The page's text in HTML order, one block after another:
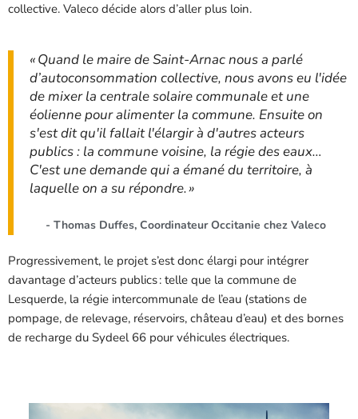
collective. Valeco décide alors d’aller plus loin.
« Quand le maire de Saint-Arnac nous a parlé
d’autoconsommation collective, nous avons eu l'idée
de mixer la centrale solaire communale et une
éolienne pour alimenter la commune. Ensuite on
s'est dit qu'il fallait l'élargir à d'autres acteurs
publics : la commune voisine, la régie des eaux…
C'est une demande qui a émané du territoire, à
laquelle on a su répondre. »
- Thomas Duffes, Coordinateur Occitanie chez Valeco
Progressivement, le projet s’est donc élargi pour intégrer
davantage d’acteurs publics : telle que la commune de
Lesquerde, la régie intercommunale de l’eau (stations de
pompage, de relevage, réservoirs, château d’eau) et des bornes
de recharge du Sydeel 66 pour véhicules électriques.